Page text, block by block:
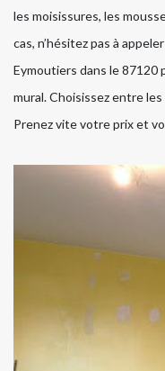
les moisissures, les
cas, n’hésitez pas à
Eymoutiers dans le 87120
mural. Choisissez entre
Prenez vite votre prix et